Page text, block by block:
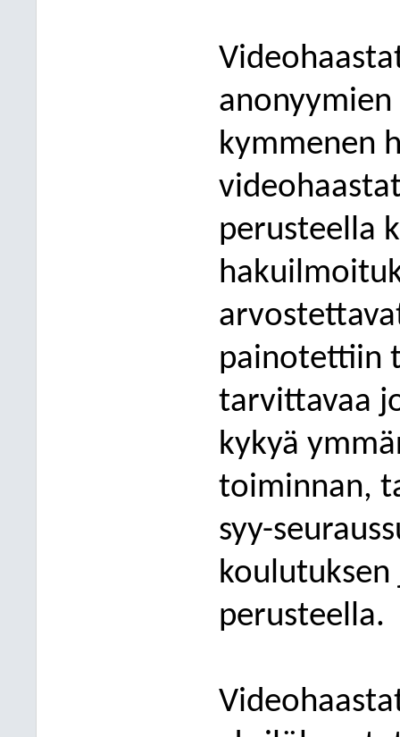
kymmenen
perusteella
ar
painotettiin
tarvittavaa
kykyä
toiminnan,
syy-
perusteella.